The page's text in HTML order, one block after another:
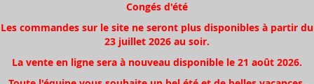
Congés d'été
Les commandes sur le site ne seront plus disponibles à partir du
23 juillet 2026 au soir.
La vente en ligne sera à nouveau disponible le 21 août 2026.